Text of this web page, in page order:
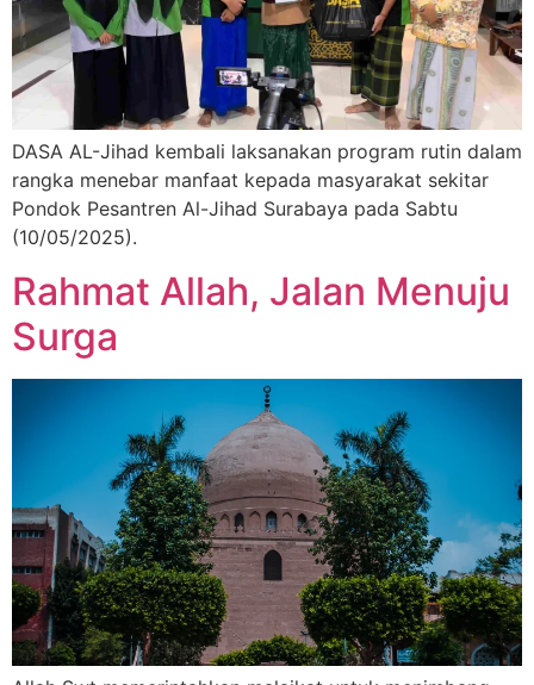
DASA AL-Jihad kembali laksanakan program rutin dalam
rangka menebar manfaat kepada masyarakat sekitar
Pondok Pesantren Al-Jihad Surabaya pada Sabtu
(10/05/2025).
Rahmat Allah, Jalan Menuju
Surga